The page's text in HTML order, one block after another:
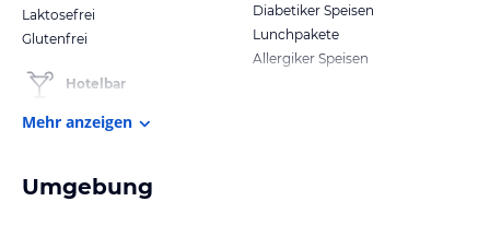
Laktosefrei
Glutenfrei
Hotelbar
Diabetiker Speisen
Lunchpakete
Allergiker Speisen
Mehr anzeigen
Umgebung